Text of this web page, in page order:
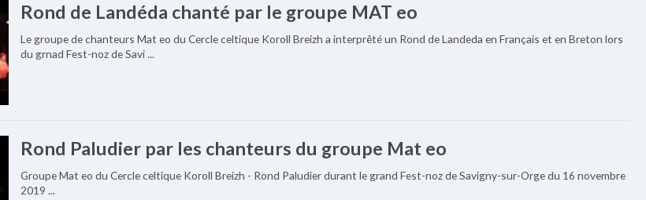
Rond de Landéda chanté par le groupe MAT eo
Le groupe de chanteurs Mat eo du Cercle celtique Koroll Breizh a interprêté un Rond de Landeda en Français et en Breton lors
du grnad Fest-noz de Savi ...
Rond Paludier par les chanteurs du groupe Mat eo
Groupe Mat eo du Cercle celtique Koroll Breizh - Rond Paludier durant le grand Fest-noz de Savigny-sur-Orge du 16 novembre
2019 ...